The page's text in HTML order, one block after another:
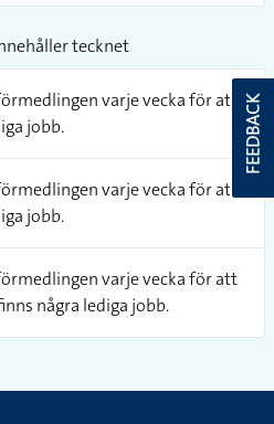
tecknet
varje vecka för att
jobb.
varje vecka för att
jobb.
varje vecka för att
några lediga jobb.
FEEDBACK